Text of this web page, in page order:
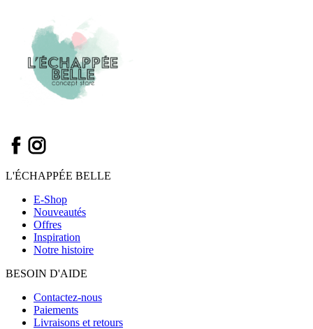
Amadeus
L'ÉCHAPPÉE BELLE
E-Shop
Nouveautés
Offres
Inspiration
Notre histoire
BESOIN D'AIDE
Contactez-nous
Paiements
Livraisons et retours